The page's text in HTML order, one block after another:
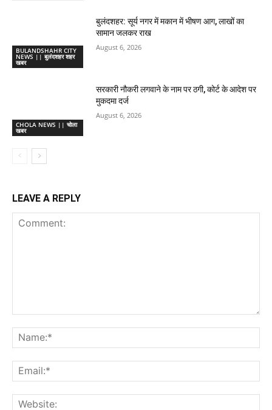
BULANDSHAHR CITY
NEWS || बुलंदशहर शहर
खबर
बुलंदशहर: सूर्य नगर में मकान में भीषण आग, लाखों का
सामान जलकर राख
August 6, 2026
CHOLA NEWS || चोला
खबर
सरकारी नौकरी लगवाने के नाम पर ठगी, कोर्ट के आदेश पर
मुकदमा दर्ज
August 6, 2026
LEAVE A REPLY